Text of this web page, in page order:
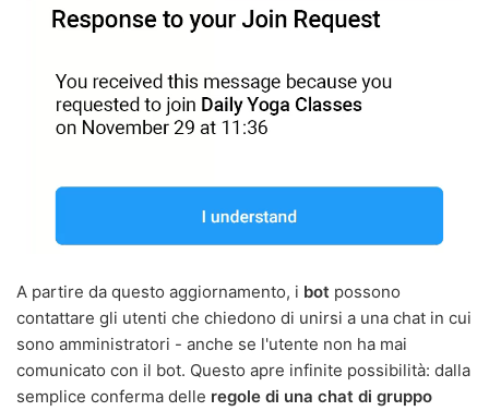
A partire da questo aggiornamento, i bot possono
contattare gli utenti che chiedono di unirsi a una chat in cui
sono amministratori - anche se l'utente non ha mai
comunicato con il bot. Questo apre infinite possibilità: dalla
semplice conferma delle regole di una chat di gruppo